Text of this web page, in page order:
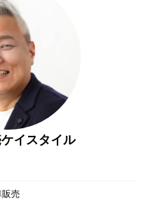
イスタイル
売